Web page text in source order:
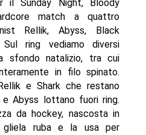
Sunday Night, Bloody
match a quattro
Rellik, Abyss, Black
ring vediamo diversi
sfondo natalizio, tra cui
in filo spinato.
e Shark che restano
Abyss lottano fuori ring.
da hockey, nascosta in
gliela ruba e la usa per